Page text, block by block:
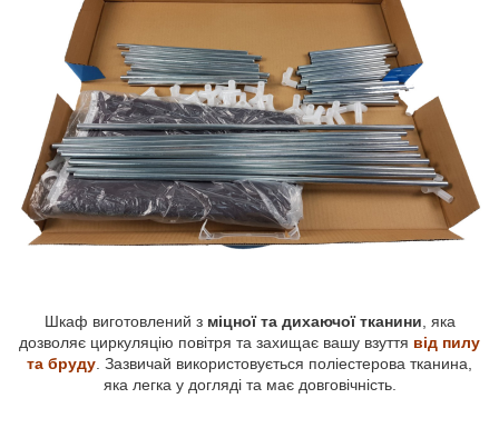
Шкаф виготовлений з міцної та дихаючої тканини , яка
дозволяє циркуляцію повітря та захищає вашу взуття від пилу
та бруду . Зазвичай використовується поліестерова тканина,
яка легка у догляді та має довговічність.